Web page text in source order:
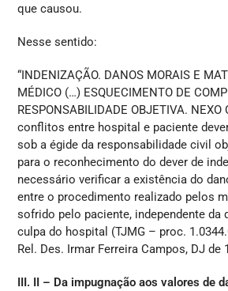
que causou.
Nesse sentido:
“INDENIZAÇÃO. DANOS MORAIS E
MÉDICO (…) ESQUECIMENTO DE
RESPONSABILIDADE OBJETIVA.
conflitos entre hospital e paciente
sob a égide da responsabilidade civil
para o reconhecimento do dever de
necessário verificar a existência do
entre o procedimento realizado pelos
sofrido pelo paciente, independente da
culpa do hospital (TJMG – proc.
Rel. Des. Irmar Ferreira Campos, DJ de
III. II – Da impugnação aos valores de